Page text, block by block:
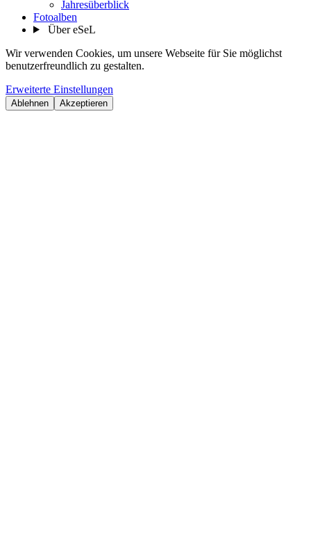
Jahresüberblick
Fotoalben
Über eSeL
Wir verwenden Cookies, um unsere Webseite für Sie möglichst
benutzerfreundlich zu gestalten.
Erweiterte Einstellungen
Ablehnen Akzeptieren